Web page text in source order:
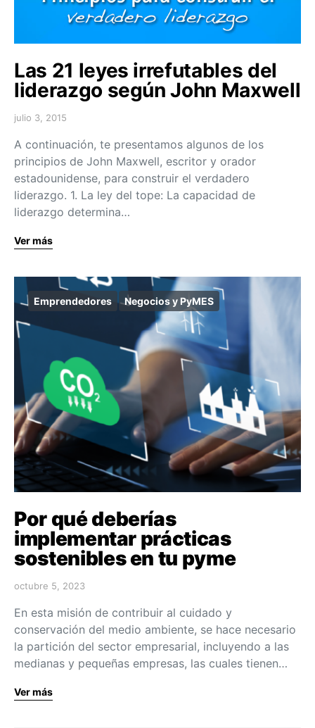
Las 21 leyes irrefutables del
liderazgo según John Maxwell
julio 3, 2015
A continuación, te presentamos algunos de los
principios de John Maxwell, escritor y orador
estadounidense, para construir el verdadero
liderazgo. 1. La ley del tope: La capacidad de
liderazgo determina…
Ver más
Emprendedores Negocios y PyMES
Por qué deberías
implementar prácticas
sostenibles en tu pyme
octubre 5, 2023
En esta misión de contribuir al cuidado y
conservación del medio ambiente, se hace necesario
la partición del sector empresarial, incluyendo a las
medianas y pequeñas empresas, las cuales tienen…
Ver más